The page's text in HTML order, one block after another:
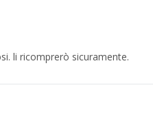
li ricomprerò sicuramente.